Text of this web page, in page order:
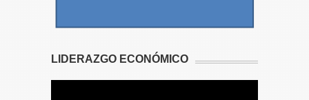
LIDERAZGO ECONÓMICO